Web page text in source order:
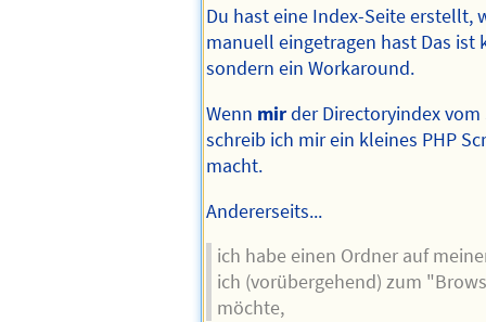
Du hast eine Index-Seite erstellt,
manuell eingetragen hast Das ist
sondern ein Workaround.
Wenn mirder Directoryindex
schreib ich mir ein kleines PHP
macht.
Andererseits...
ich habe einen Ordner auf
ich (vorübergehend) zum
möchte,